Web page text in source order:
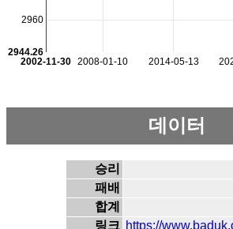
2008-01-10 2014-05-13
2002-11-30
2960
2944.26
데이터
승리
패배
합계
링크 https://